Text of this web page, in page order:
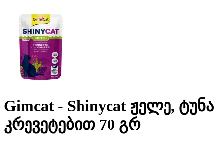
Gimcat - Shinycat ჟელე, ტუნა
კრევეტებით 70 გრ